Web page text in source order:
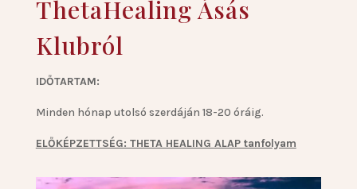
ThetaHealing Ásás
Klubról
IDŐTARTAM:
Minden hónap utolsó szerdáján 18-20 óráig.
ELŐKÉPZETTSÉG: THETA HEALING ALAP tanfolyam